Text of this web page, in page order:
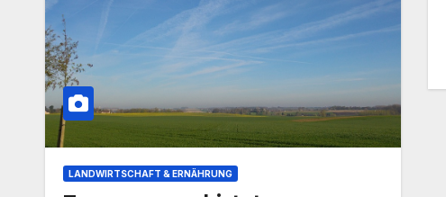
LANDWIRTSCHAFT & ERNÄHRUNG